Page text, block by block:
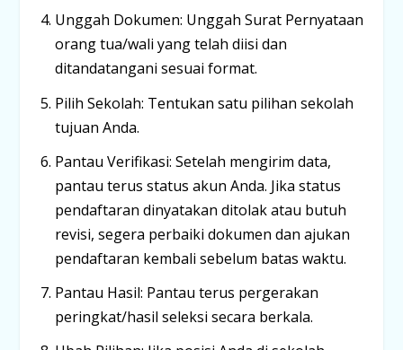
Unggah Dokumen: Unggah Surat Pernyataan
orang tua/wali yang telah diisi dan
ditandatangani sesuai format.
Pilih Sekolah: Tentukan satu pilihan sekolah
tujuan Anda.
Pantau Verifikasi: Setelah mengirim data,
pantau terus status akun Anda. Jika status
pendaftaran dinyatakan ditolakatau butuh
revisi, segera perbaiki dokumen dan ajukan
pendaftaran kembali sebelum batas waktu.
Pantau Hasil: Pantau terus pergerakan
peringkat/hasil seleksi secara berkala.